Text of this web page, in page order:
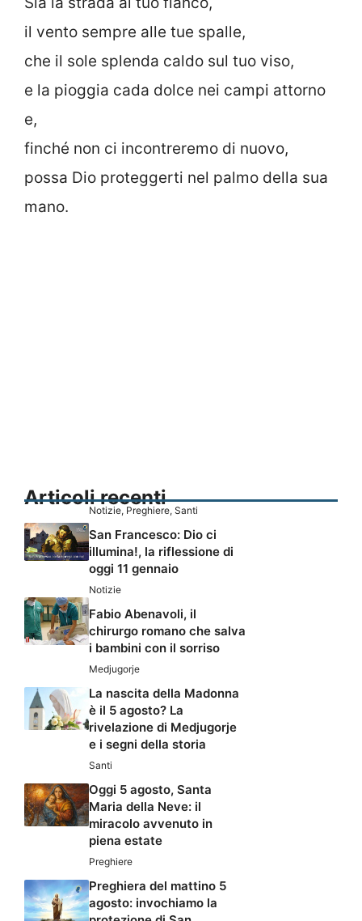
il vento sempre alle tue spalle,
che il sole splenda caldo sul tuo viso,
e la pioggia cada dolce nei campi attorno
e,
finché non ci incontreremo di nuovo,
possa Dio proteggerti nel palmo della sua
mano.
Articoli recenti
Notizie, Preghiere, Santi
San Francesco: Dio ci
illumina!, la riflessione di
oggi 11 gennaio
Notizie
Fabio Abenavoli, il
chirurgo romano che salva
i bambini con il sorriso
Medjugorje
La nascita della Madonna
è il 5 agosto? La
rivelazione di Medjugorje
e i segni della storia
Santi
Oggi 5 agosto, Santa
Maria della Neve: il
miracolo avvenuto in
piena estate
Preghiere
Preghiera del mattino 5
agosto: invochiamo la